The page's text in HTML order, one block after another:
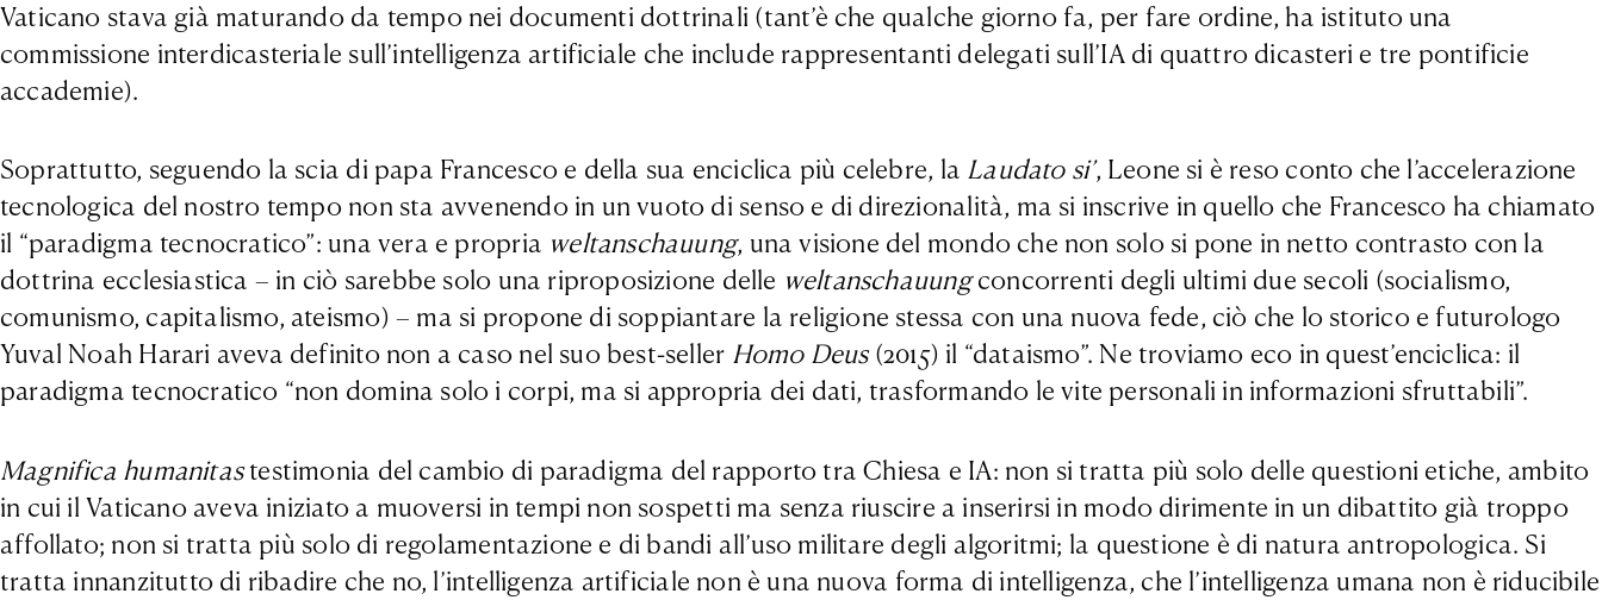
Vaticano stava già maturando da tempo nei documenti dottrinali (tant’è che qualche giorno fa, per fare ordine, ha istituto una
commissione interdicasteriale sull’intelligenza artificiale che include rappresentanti delegati sull’IA di quattro dicasteri e tre pontificie
accademie).
Soprattutto, seguendo la scia di papa Francesco e della sua enciclica più celebre, la Laudato si’, Leone si è reso conto che l’accelerazione
tecnologica del nostro tempo non sta avvenendo in un vuoto di senso e di direzionalità, ma si inscrive in quello che Francesco ha chiamato
il “paradigma tecnocratico”: una vera e propria weltanschauung, una visione del mondo che non solo si pone in netto contrasto con la
dottrina ecclesiastica – in ciò sarebbe solo una riproposizione delle weltanschauungconcorrenti degli ultimi due secoli (socialismo,
comunismo, capitalismo, ateismo) – ma si propone di soppiantare la religione stessa con una nuova fede, ciò che lo storico e futurologo
Yuval Noah Harari aveva definito non a caso nel suo best-seller Homo Deus(2015) il “dataismo”. Ne troviamo eco in quest’enciclica: il
paradigma tecnocratico “non domina solo i corpi, ma si appropria dei dati, trasformando le vite personali in informazioni sfruttabili”.
Magnifica humanitastestimonia del cambio di paradigma del rapporto tra Chiesa e IA: non si tratta più solo delle questioni etiche, ambito
in cui il Vaticano aveva iniziato a muoversi in tempi non sospetti ma senza riuscire a inserirsi in modo dirimente in un dibattito già troppo
affollato; non si tratta più solo di regolamentazione e di bandi all’uso militare degli algoritmi; la questione è di natura antropologica. Si
tratta innanzitutto di ribadire che no, l’intelligenza artificiale non è una nuova forma di intelligenza, che l’intelligenza umana non è riducibile